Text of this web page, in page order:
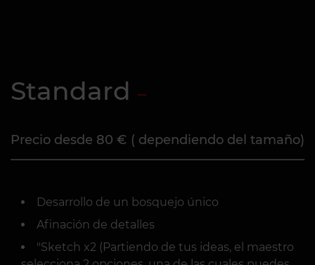
Standard
Precio desde 80 € ( dependiendo del tamaño)
Desarrollo de un bosquejo único
Afinación de detalles
"Sketch x2 (Partiendo de tus ideas, el maestro